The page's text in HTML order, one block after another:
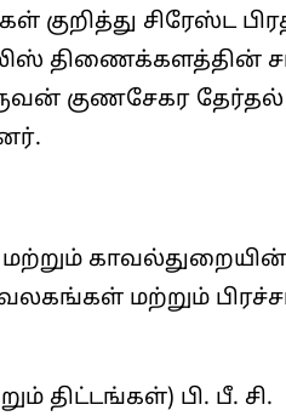
சிரேஸ்ட
திணைக்களத்தின்
குணசேகர தேர்தல்
காவல்துறையின்
மற்றும்
பி. பீ. சி.